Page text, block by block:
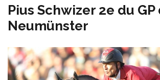
Pius Schwizer 2e du GP
Neumünster